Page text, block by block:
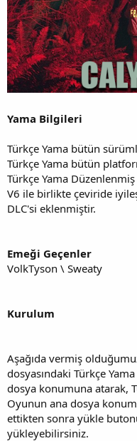
Yama Bilgileri
Türkçe Yama bütün
Türkçe Yama bütün
Türkçe Yama
V6 ile birlikte çeviride
DLC'si eklenmiştir.
Emeği Geçenler
VolkTyson \ Sweaty
Kurulum
Aşağıda vermiş
dosyasındaki Türkçe
dosya konumuna atarak,
Oyunun ana dosya
ettikten sonra yükle
yükleyebilirsiniz.